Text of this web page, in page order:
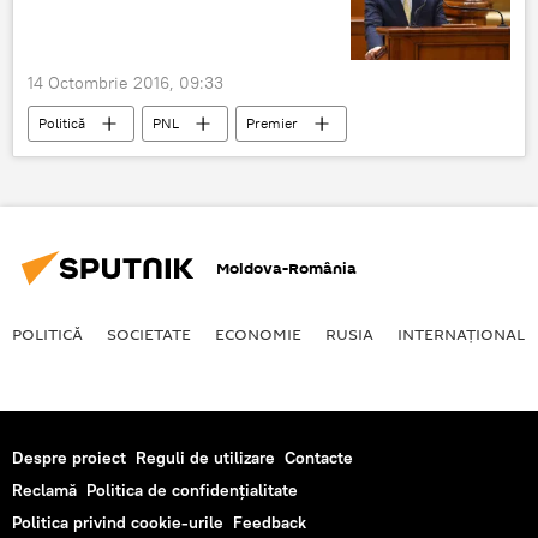
14 Octombrie 2016, 09:33
Politică PNL
Premier
Miting
România Dacian Cioloș
Moldova-România
POLITICĂ SOCIETATE ECONOMIE RUSIA INTERNAŢIONAL
Despre proiect Reguli de utilizare Contacte
Reclamă Politica de confidențialitate
Politica privind cookie-urile Feedback